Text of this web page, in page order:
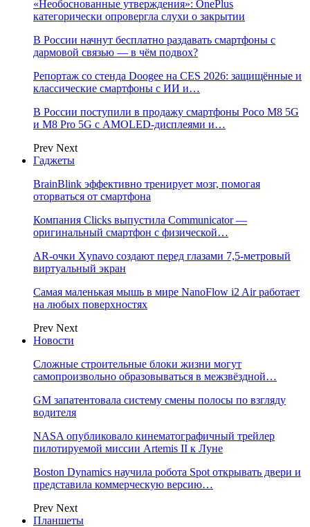
«Необоснованные утверждения»: OnePlus
категорически опровергла слухи о закрытии
В России начнут бесплатно раздавать смартфоны с
дармовой связью — в чём подвох?
Репортаж со стенда Doogee на CES 2026: защищённые и
классические смартфоны с ИИ и…
В России поступили в продажу смартфоны Poco M8 5G
и M8 Pro 5G с AMOLED-дисплеями и…
Prev Next
Гаджеты
BrainBlink эффективно тренирует мозг, помогая
оторваться от смартфона
Компания Clicks выпустила Communicator —
оригинальный смартфон с физической…
AR-очки Xynavo создают перед глазами 7,5-метровый
виртуальный экран
Самая маленькая мышь в мире NanoFlow i2 Air работает
на любых поверхностях
Prev Next
Новости
Сложные строительные блоки жизни могут
самопроизвольно образовываться в межзвёздной…
GM запатентовала систему смены полосы по взгляду
водителя
NASA опубликовало кинематографичный трейлер
пилотируемой миссии Artemis II к Луне
Boston Dynamics научила робота Spot открывать двери и
представила коммерческую версию…
Prev Next
Планшеты